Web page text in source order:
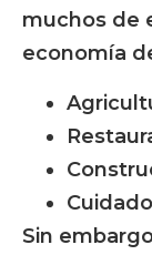
muchos de
economía
Sin